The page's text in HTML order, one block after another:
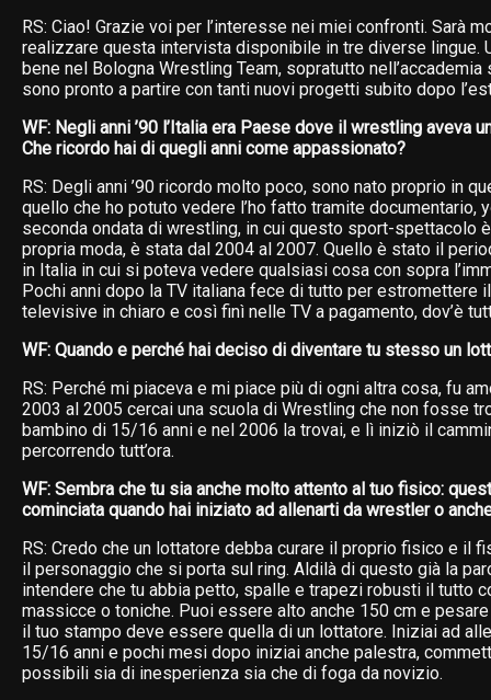
RS: Ciao! Grazie voi per l’interesse nei miei confronti. Sarà
realizzare questa intervista disponibile in tre diverse lingue.
bene nel Bologna Wrestling Team, sopratutto
sono pronto a partire con tanti nuovi progetti subito dopo
WF: Negli anni ’90 l’Italia era Paese dove il wrestling aveva
Che ricordo hai di quegli anni come appassionato?
RS: Degli anni ’90 ricordo molto poco, sono nato proprio in
quello che ho potuto vedere l’ho fatto tramite documentario,
seconda ondata di wrestling, in cui questo sport-spettacolo
propria moda, è stata dal 2004 al 2007. Quello è stato il
in Italia in cui si poteva vedere qualsiasi cosa con sopra
Pochi anni dopo la TV italiana fece di tutto per estromettere
televisive in chiaro e così finì nelle TV a pagamento, dov’è
WF: Quando e perché hai deciso di diventare tu stesso un
RS: Perché mi piaceva e mi piace più di ogni altra cosa, fu
2003 al 2005 cercai una scuola di Wrestling che non fosse
bambino di 15/16 anni e nel 2006 la trovai, e lì iniziò il
percorrendo tutt’ora.
WF: Sembra che tu sia anche molto attento al tuo fisico:
cominciata quando hai iniziato ad allenarti da wrestler o
RS: Credo che un lottatore debba curare il proprio fisico e il
il personaggio che si porta sul ring. Aldilà di questo già la
intendere che tu abbia petto, spalle e trapezi robusti il tutto
massicce o toniche. Puoi essere alto anche 150 cm e
il tuo stampo deve essere quella di un lottatore. Iniziai ad
15/16 anni e pochi mesi dopo iniziai anche palestra,
possibili sia di inesperienza sia che di foga da novizio.